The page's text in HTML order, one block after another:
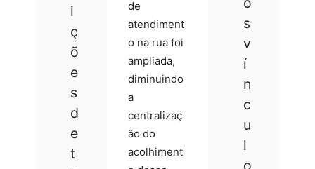
i
ç
õ
e
s
d
e
t
s
v
í
n
c
u
l
o
de
atendiment
o na rua foi
ampliada,
diminuindo
a
centralizaç
ão do
acolhiment